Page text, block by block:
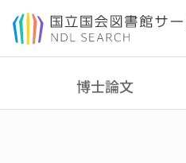
本文へ移動
博士論文